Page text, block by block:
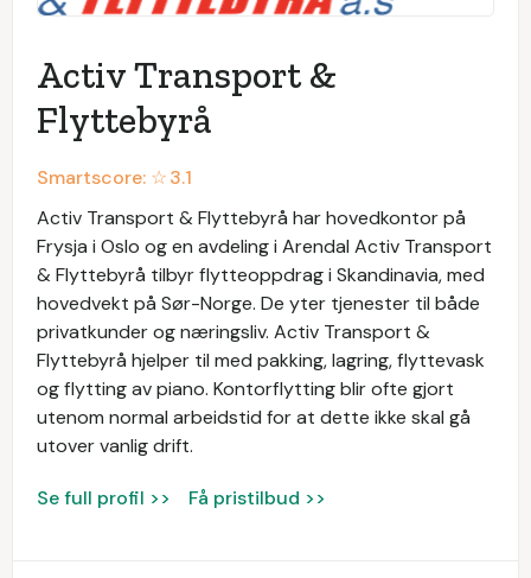
Activ Transport &
Flyttebyrå
Smartscore: ☆3.1
Activ Transport & Flyttebyrå har hovedkontor på
Frysja i Oslo og en avdeling i Arendal Activ Transport
& Flyttebyrå tilbyr flytteoppdrag i Skandinavia, med
hovedvekt på Sør-Norge. De yter tjenester til både
privatkunder og næringsliv. Activ Transport &
Flyttebyrå hjelper til med pakking, lagring, flyttevask
og flytting av piano. Kontorflytting blir ofte gjort
utenom normal arbeidstid for at dette ikke skal gå
utover vanlig drift.
Se full profil >> Få pristilbud >>